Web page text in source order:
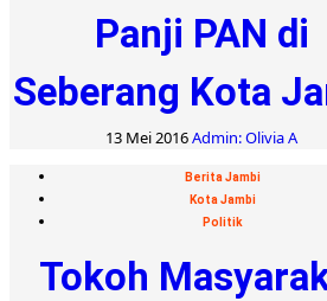
Panji PAN di
Seberang Kota
13 Mei 2016Admin: Olivia A
Berita Jambi
Kota Jambi
Politik
Tokoh